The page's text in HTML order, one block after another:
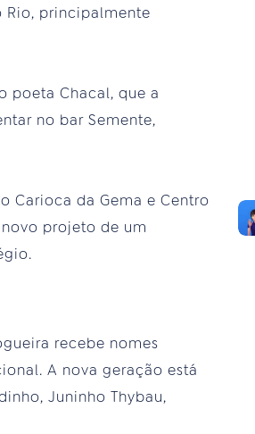
Rio, principalmente
poeta Chacal, que a
no bar Semente,
Carioca da Gema e Centro
projeto de um
recebe nomes
A nova geração está
Juninho Thybau,